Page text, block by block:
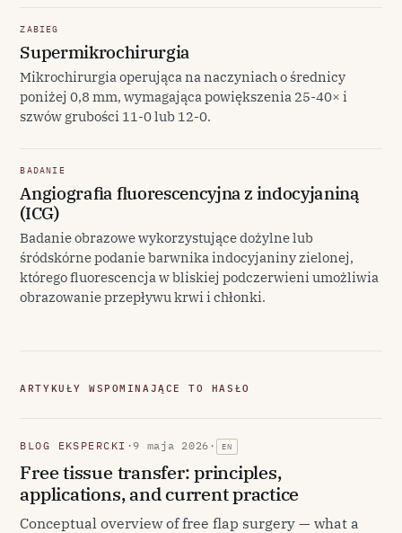
ZABIEG
Supermikrochirurgia
Mikrochirurgia operująca na naczyniach o średnicy
poniżej 0,8 mm, wymagająca powiększenia 25-40× i
szwów grubości 11-0 lub 12-0.
BADANIE
Angiografia fluorescencyjna z indocyjaniną
(ICG)
Badanie obrazowe wykorzystujące dożylne lub
śródskórne podanie barwnika indocyjaniny zielonej,
którego fluorescencja w bliskiej podczerwieni umożliwia
obrazowanie przepływu krwi i chłonki.
ARTYKUŁY WSPOMINAJĄCE TO HASŁO
BLOG EKSPERCKI ·9 maja 2026 · EN
Free tissue transfer: principles,
applications, and current practice
Conceptual overview of free flap surgery — what a